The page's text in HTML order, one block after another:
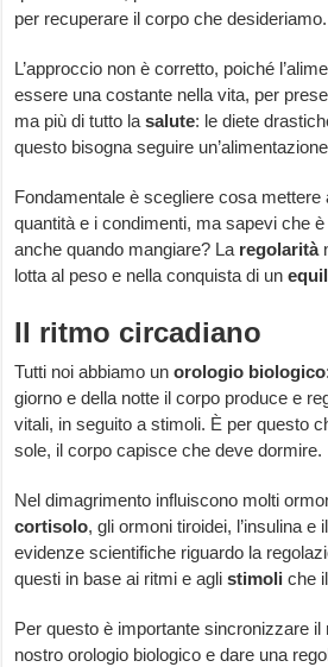
per recuperare il corpo che desideriamo.
L’approccio non è corretto, poiché
essere una costante nella vita, per
ma più di tutto lasalute: le diete
questo bisogna seguire
Fondamentale è scegliere cosa mettere
quantità e i condimenti, ma sapevi che
anche quando mangiare? La regolarità
lotta al peso e nella conquista di un
Il ritmo circadiano
Tutti noi abbiamo unorologio biologico
giorno e della notte il corpo produce e
vitali, in seguito a stimoli. È per questo
sole, il corpo capisce che deve dormire.
Nel dimagrimento influiscono molti
cortisolo, gli ormoni tiroidei, l’insulina
evidenze scientifiche riguardo la
questi in base ai ritmi e aglistimoli che
Per questo è importante sincronizzare il
nostro orologio biologico e dare una